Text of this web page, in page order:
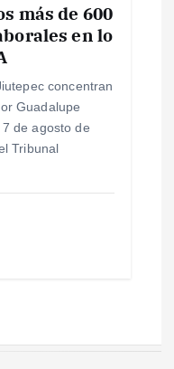
más de 600
en lo
concentran
Guadalupe
de agosto de
Tribunal